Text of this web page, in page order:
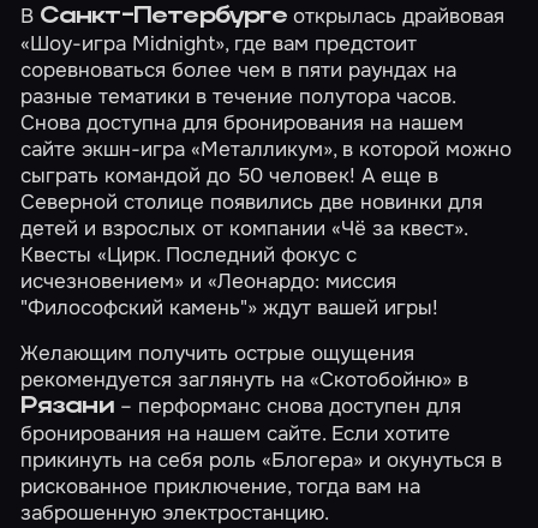
В Санкт-Петербургеоткрылась драйвовая
«Шоу-игра Midnight», где вам предстоит
соревноваться более чем в пяти раундах на
разные тематики в течение полутора часов.
Снова доступна для бронирования на нашем
сайте экшн-игра«Металликум», в которой можно
сыграть командой до 50 человек! А еще в
Северной столице появились две новинки для
детей и взрослых от компании «Чё за квест».
Квесты«Цирк. Последний фокус с
исчезновением» и«Леонардо: миссия
"Философский камень"» ждут вашей игры!
Желающим получить острые ощущения
рекомендуется заглянуть на«Скотобойню» в
Рязани– перформанс снова доступен для
бронирования на нашем сайте. Если хотите
прикинуть на себя роль«Блогера» и окунуться в
рискованное приключение, тогда вам на
заброшенную электростанцию.